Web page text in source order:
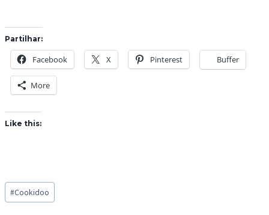
Partilhar:
Facebook X Pinterest Buffer
More
Like this:
Post
Tags:
#Cookidoo